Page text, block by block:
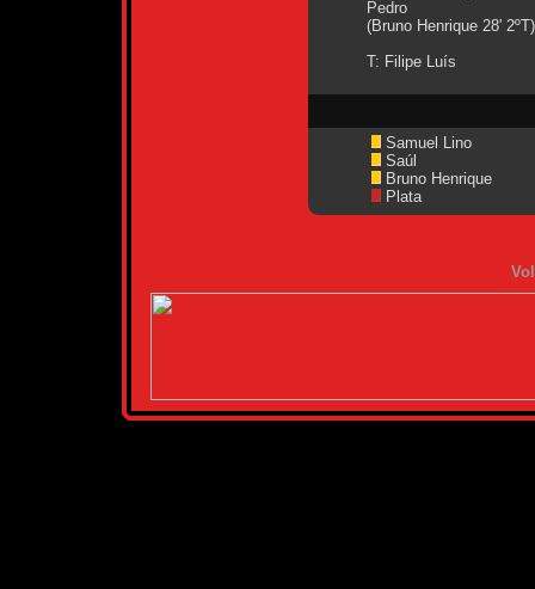
Pedro
(Bruno Henrique 28' 2ºT)
T: Filipe Luís
Samuel Lino
Saúl
Bruno Henrique
Plata